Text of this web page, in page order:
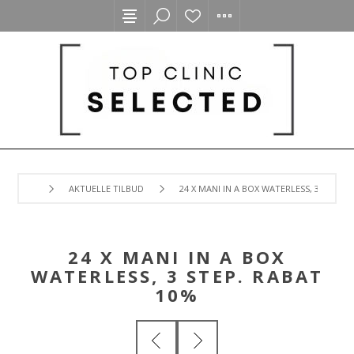
AKTUELLE TILBUD 24 X MANI IN A BOX WATERLESS, 3 STEP.
24 X MANI IN A BOX
WATERLESS, 3 STEP. RABAT
10%